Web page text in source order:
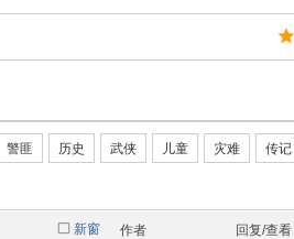
警匪 历史 武侠 儿童 灾难 传记
新窗 作者 回复/查看